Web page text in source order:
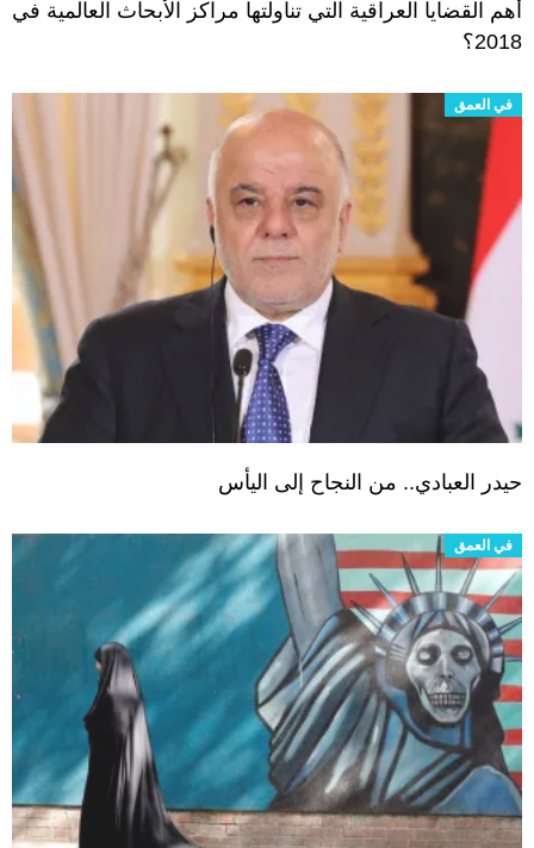
أهم القضايا العراقية التي تناولتها مراكز الأبحاث العالمية في
2018؟
في العمق
حيدر العبادي.. من النجاح إلى اليأس
في العمق